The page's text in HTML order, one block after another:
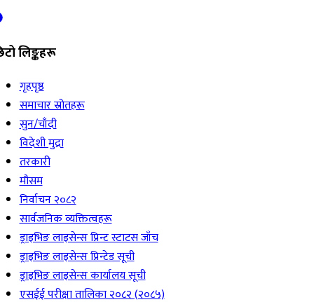
लिङ्कहरू
गृहपृष्ठ
समाचार स्रोतहरू
सुन/चाँदी
विदेशी मुद्रा
तरकारी
मौसम
निर्वाचन २०८२
सार्वजनिक व्यक्तित्वहरू
ड्राइभिङ लाइसेन्स प्रिन्ट स्टाटस जाँच
ड्राइभिङ लाइसेन्स प्रिन्टेड सूची
ड्राइभिङ लाइसेन्स कार्यालय सूची
एसईई परीक्षा तालिका २०८२ (२०८५)